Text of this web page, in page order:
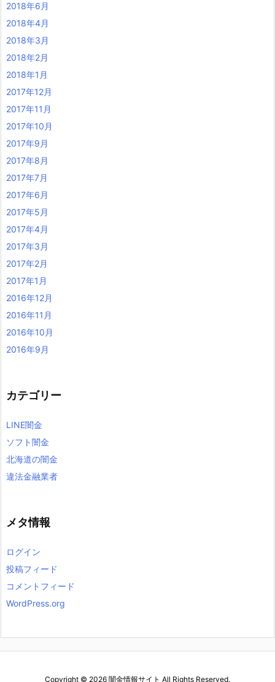
2018年6月
2018年4月
2018年3月
2018年2月
2018年1月
2017年12月
2017年11月
2017年10月
2017年9月
2017年8月
2017年7月
2017年6月
2017年5月
2017年4月
2017年3月
2017年2月
2017年1月
2016年12月
2016年11月
2016年10月
2016年9月
カテゴリー
LINE闇金
ソフト闇金
北海道の闇金
違法金融業者
メタ情報
ログイン
投稿フィード
コメントフィード
WordPress.org
Copyright © 2026 闇金情報サイト All Rights Reserved.